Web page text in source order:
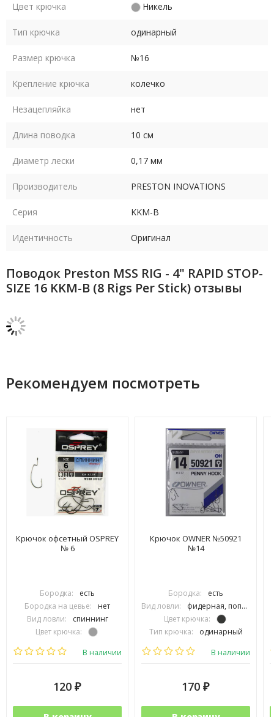
Цвет крючка Никель
Тип крючка одинарный
Размер крючка №16
Крепление крючка колечко
Незацепляйка нет
Длина поводка 10 см
Диаметр лески 0,17 мм
Производитель PRESTON INOVATIONS
Серия KKM-B
Идентичность Оригинал
Поводок Preston MSS RIG - 4" RAPID STOP-
SIZE 16 KKM-B (8 Rigs Per Stick) отзывы
Рекомендуем посмотреть
Крючок офсетный OSPREY
№ 6
Бородка:
есть
Бородка на цевье:
нет
Вид ловли:
спиннинг
Цвет крючка:
Тип крючка:
В наличии
120 ₽
Крючок OWNER №50921
№14
Бородка:
есть
Вид ловли:
фидерная, поплавочная
Цвет крючка:
Тип крючка:
одинарный
Размер крючка:
В наличии
170 ₽